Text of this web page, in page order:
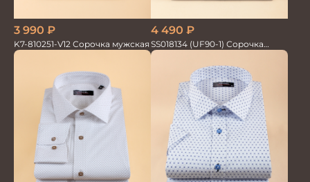
3 990 ₽
K7-810251-V12 Сорочка мужская
4 490 ₽
SS018134 (UF90-1) Сорочка
мужская GROSTYLE TRENDY